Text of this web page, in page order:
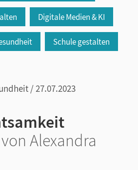
Digitale Medien & KI
Schule gestalten
/ 27.07.2023
Alexandra